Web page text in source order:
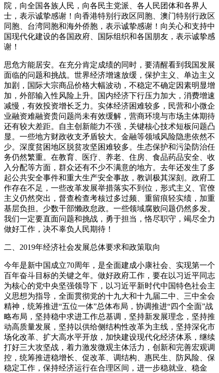
院，向全国各族人民，向各民主党派、各人民团体和各界人
士，表示诚挚感谢！向香港特别行政区同胞、澳门特别行政区
同胞、台湾同胞和海外侨胞，表示诚挚感谢！向关心和支持中
国现代化建设的各国政府、国际组织和各国朋友，表示诚挚感
谢！
思危方能居安。在充分肯定成绩的同时，要清醒看到我国发展
面临的问题和挑战。世界经济增速放缓，保护主义、单边主义
加剧，国际大宗商品价格大幅波动，不稳定不确定因素明显增
加，外部输入性风险上升。国内经济下行压力加大，消费增速
减慢，有效投资增长乏力。实体经济困难较多，民营和小微企
业融资难融资贵问题尚未有效缓解，营商环境与市场主体期待
还有较大差距。自主创新能力不强，关键核心技术短板问题凸
显。一些地方财政收支矛盾较大。金融等领域风险隐患依然不
少。深度贫困地区脱贫攻坚困难较多。生态保护和污染防治任
务仍然繁重。在教育、医疗、养老、住房、食品药品安全、收
入分配等方面，群众还有不少不满意的地方。去年还发生了多
起公共安全事件和重大生产安全事故，教训极其深刻。政府工
作存在不足，一些改革发展举措落实不到位，形式主义、官僚
主义仍然突出，督查检查考核过多过频、重留痕轻实绩，加重
基层负担。少数干部懒政怠政。一些领域腐败问题仍然多发。
我们一定要直面问题和挑战，勇于担当，恪尽职守，竭尽全力
做好工作，决不辜负人民期待！
二、2019年经济社会发展总体要求和政策取向
今年是新中国成立70周年，是全面建成小康社会、实现第一个
百年奋斗目标的关键之年。做好政府工作，要在以习近平同志
为核心的党中央坚强领导下，以习近平新时代中国特色社会主
义思想为指导，全面贯彻党的十九大和十九届二中、三中全会
精神，统筹推进“五位一体”总体布局，协调推进“四个全面”战
略布局，坚持稳中求进工作总基调，坚持新发展理念，坚持推
动高质量发展，坚持以供给侧结构性改革为主线，坚持深化市
场化改革、扩大高水平开放，加快建设现代化经济体系，继续
打好三大攻坚战，着力激发微观主体活力，创新和完善宏观调
控，统筹推进稳增长、促改革、调结构、惠民生、防风险、保
稳定工作，保持经济运行在合理区间，进一步稳就业、稳金